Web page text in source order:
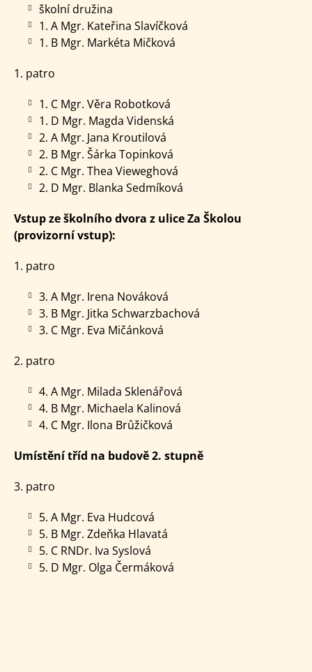
školní družina
1. A Mgr. Kateřina Slavíčková
1. B Mgr. Markéta Mičková
1. patro
1. C Mgr. Věra Robotková
1. D Mgr. Magda Videnská
2. A Mgr. Jana Kroutilová
2. B Mgr. Šárka Topinková
2. C Mgr. Thea Vieweghová
2. D Mgr. Blanka Sedmíková
Vstup ze školního dvora z ulice Za Školou
(provizorní vstup):
1. patro
3. A Mgr. Irena Nováková
3. B Mgr. Jitka Schwarzbachová
3. C Mgr. Eva Mičánková
2. patro
4. A Mgr. Milada Sklenářová
4. B Mgr. Michaela Kalinová
4. C Mgr. Ilona Brůžičková
Umístění tříd na budově 2. stupně
3. patro
5. A Mgr. Eva Hudcová
5. B Mgr. Zdeňka Hlavatá
5. C RNDr. Iva Syslová
5. D Mgr. Olga Čermáková